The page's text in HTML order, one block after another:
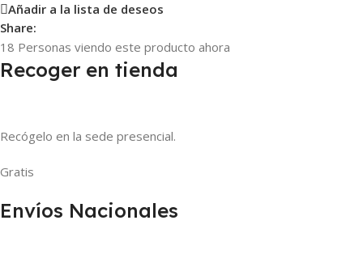
Añadir a la lista de deseos
Share:
18 Personas viendo este producto ahora
Recoger en tienda
Recógelo en la sede presencial.
Gratis
Envíos Nacionales